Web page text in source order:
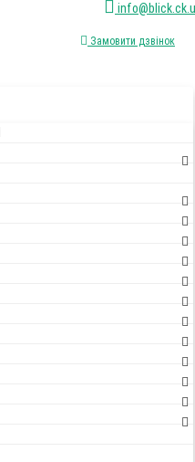
Замовити дзвінок